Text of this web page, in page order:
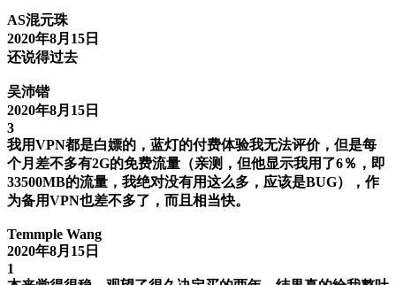
AS混元珠
2020年8月15日
还说得过去
吴沛锴
2020年8月15日
3
我用VPN都是白嫖的，蓝灯的付费体验我无法评价，但是每
个月差不多有2G的免费流量（亲测，但他显示我用了6％，即
33500MB的流量，我绝对没有用这么多，应该是BUG），作
为备用VPN也差不多了，而且相当快。
Temmple Wang
2020年8月15日
1